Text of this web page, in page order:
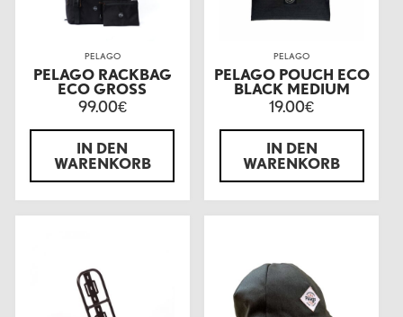
PELAGO
PELAGO RACKBAG
ECO GROSS
99.00€
IN DEN
WARENKORB
PELAGO
PELAGO POUCH ECO
BLACK MEDIUM
19.00€
IN DEN
WARENKORB